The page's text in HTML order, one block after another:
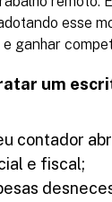
esse
ganhar
um
contador
e fiscal;